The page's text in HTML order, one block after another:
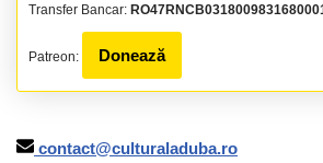
Transfer Bancar:
Patreon: Donează
contact@culturaladuba.ro